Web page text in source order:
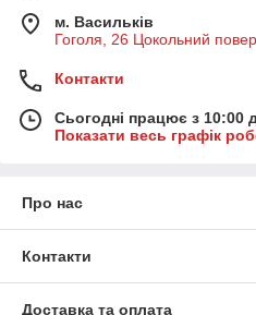
м. Васильків
Гоголя, 26 Цокольний
Контакти
Сьогодні працює з 10:00
Показати весь графік
Про нас
Контакти
Доставка та оплата